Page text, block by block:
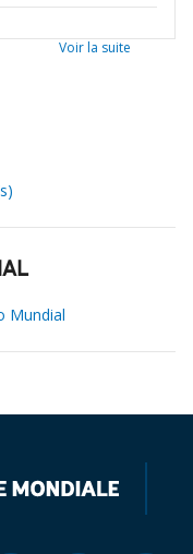
Voir la suite
Mundial